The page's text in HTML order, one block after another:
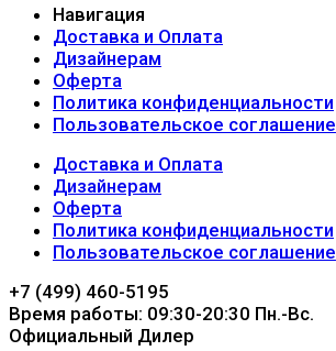
Навигация
Доставка и Оплата
Дизайнерам
Оферта
Политика конфиденциальности
Пользовательское соглашение
Доставка и Оплата
Дизайнерам
Оферта
Политика конфиденциальности
Пользовательское соглашение
+7 (499) 460-5195
Время работы: 09:30-20:30 Пн.-Вc.
Официальный Дилер